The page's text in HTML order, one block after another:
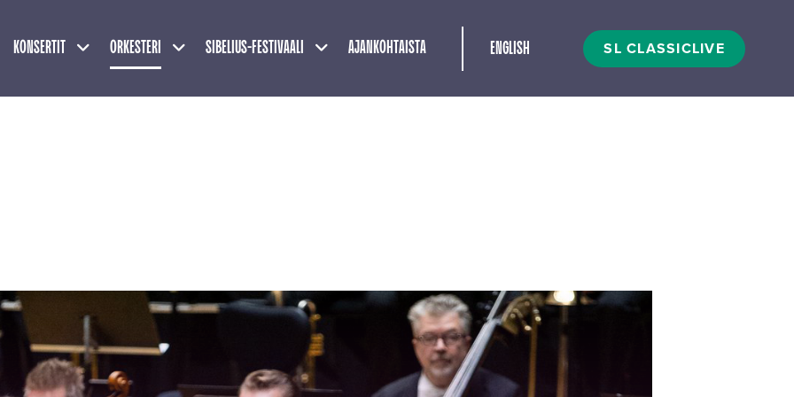
KONSERTIT Näytä alasivut
ORKESTERI Näytä alasivut
SIBELIUS-FESTIVAALI Näytä alasivut
AJANKOHTAISTA ENGLISH SL CLASSICLIVE